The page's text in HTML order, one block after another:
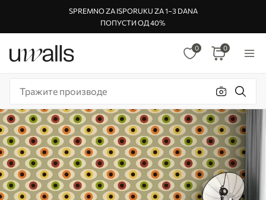
SPREMNO ZA ISPORUKU ZA 1–3 DANA
ПОПУСТИ ОД 40%
0 0